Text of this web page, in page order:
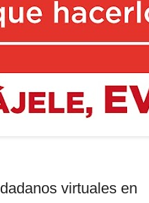
virtuales en